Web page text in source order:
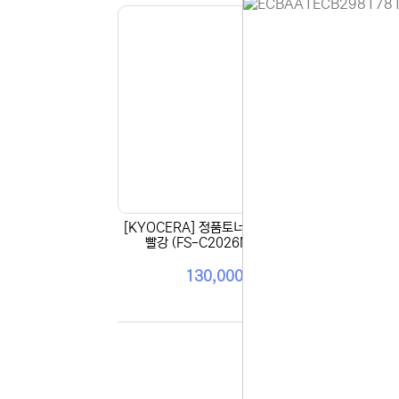
[KYOCERA] 정품토너 TK-594KM
빨강 (FS-C2026MFP/5K)
130,000원